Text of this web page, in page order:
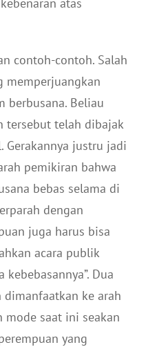
contoh-contoh. Salah
memperjuangkan
berbusana. Beliau
tersebut telah dibajak
Gerakannya justru jadi
pemikiran bahwa
bebas selama di
dengan
juga harus bisa
acara publik
Dua
ke arah
mode saat ini seakan
yang